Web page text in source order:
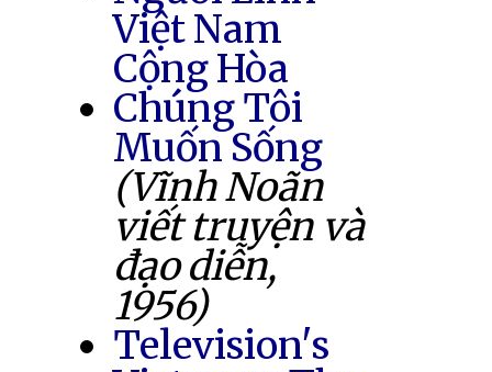
Việt Nam
Cộng Hòa
Chúng Tôi
Muốn Sống
(Vĩnh Noãn
viết truyện và
đạo diễn,
1956)
Television's